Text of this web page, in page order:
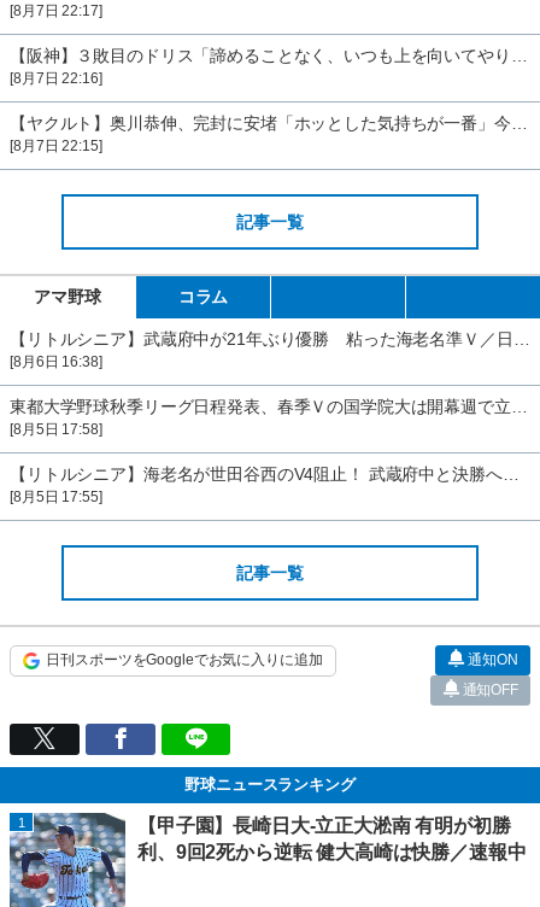
[8月7日 22:17]
[8月7日 22:16]
[8月7日 22:15]
記事一覧
アマ野球 コラム
[8月6日 16:38]
[8月5日 17:58]
【リトルシニア】海老名が世田谷西のV4阻止！ 武蔵府中と決勝へ／日本選手権準決勝
[8月5日 17:55]
記事一覧
日刊スポーツをGoogleでお気に入りに追加
通知ON
通知OFF
野球ニュースランキング
1
【甲子園】長崎日大-立正大淞南 有明が初勝
利、9回2死から逆転 健大高崎は快勝／速報中